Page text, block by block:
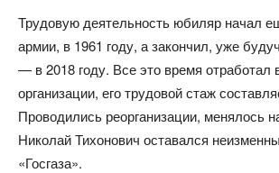
Трудовую деятельность юбиляр начал
армии, в 1961 году, а закончил, уже
— в 2018 году. Все это время отработал
организации, его трудовой стаж
Проводились реорганизации, менялось
Николай Тихонович оставался
«Госгаза».